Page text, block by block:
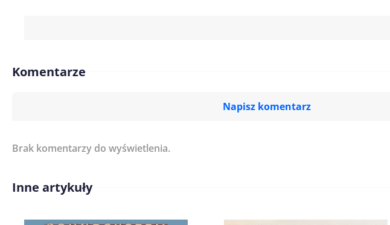
Komentarze
Napisz komentarz
Imię/ Nick*
Brak komentarzy do wyświetlenia.
Inne artykuły